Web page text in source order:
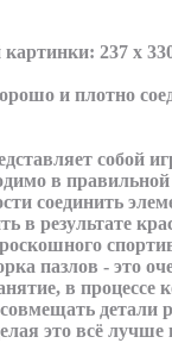
картинки: 237 х
и плотно
собой
в правильной
соединить
в результате
пазлов - это
в процессе
детали
это всё лучше